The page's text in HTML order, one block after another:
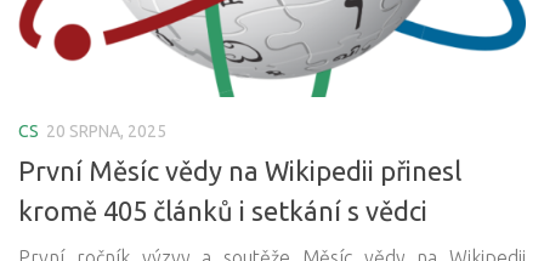
CS 20 SRPNA, 2025
První Měsíc vědy na Wikipedii přinesl
kromě 405 článků i setkání s vědci